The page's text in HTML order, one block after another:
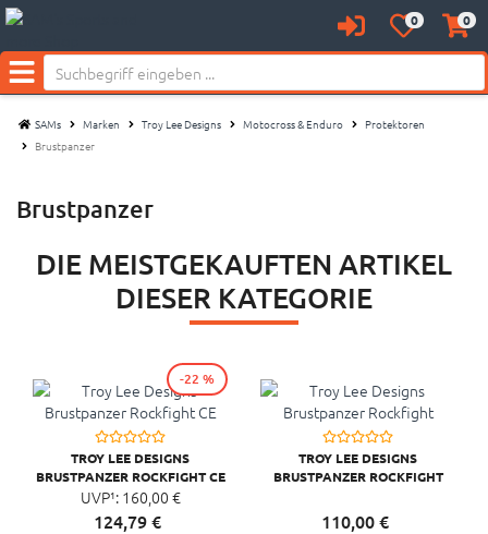
AnmeldenMerkzettel
aufklappen
0 0
Menü
SAMs Marken Troy Lee Designs Motocross & Enduro
Protektoren
Brustpanzer
Brustpanzer
DIE MEISTGEKAUFTEN ARTIKEL
DIESER KATEGORIE
TROY LEE DESIGNS
BRUSTPANZER ROCKFIGHT CE
UVP¹: 160,00 €
124,79€
-22 %
TROY LEE DESIGNS
BRUSTPANZER ROCKFIGHT
110,00€